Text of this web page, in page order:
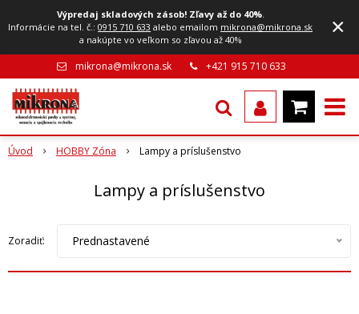
Výpredaj skladových zásob! Zľavy až do 40%.
Informácie na tel. č.:0915 710 633 alebo emailom mikrona@mikrona.sk
a nakúpte vo veľkom so zľavou až 40%
×
mikrona@mikrona.sk +421 915 710 633
Úvod HOBBY Zóna Lampy a príslušenstvo
Lampy a príslušenstvo
Zoradiť: Prednastavené